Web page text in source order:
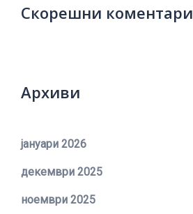
Скорешни коментари
Архиви
јануари 2026
декември 2025
ноември 2025